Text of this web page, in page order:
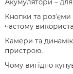
Акумулятори –
Кнопки та
частому
Камери та
пристрою.
Чому вигідно